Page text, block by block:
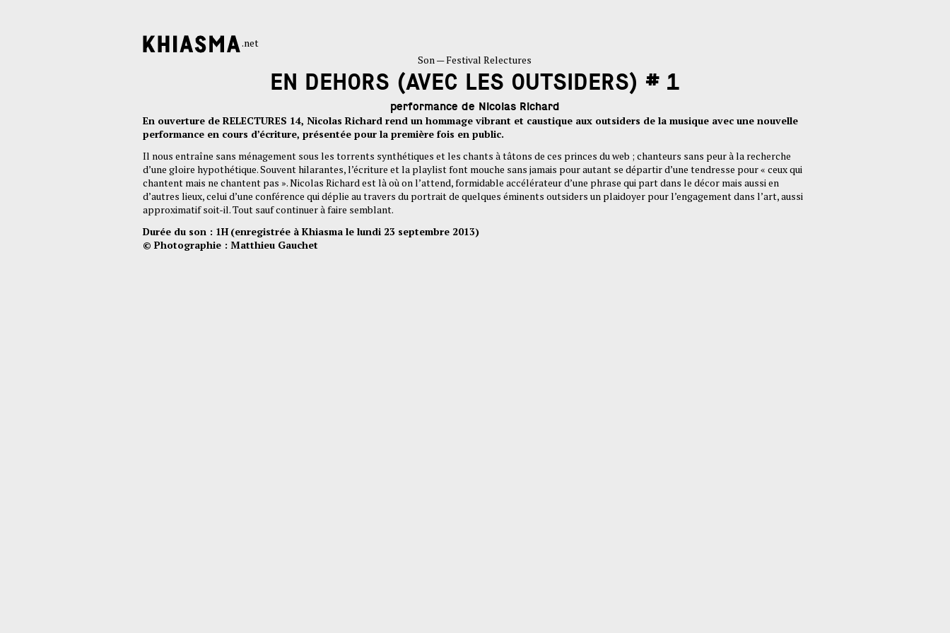
.net
Son — Festival Relectures
EN DEHORS (AVEC LES OUTSIDERS) # 1
performance de Nicolas Richard
En ouverture de RELECTURES 14, Nicolas Richard rend un hommage vibrant et caustique aux outsiders de la musique avec une nouvelle
performance en cours d’écriture, présentée pour la première fois en public.
Il nous entraîne sans ménagement sous les torrents synthétiques et les chants à tâtons de ces princes du web ; chanteurs sans peur à la recherche
d’une gloire hypothétique. Souvent hilarantes, l’écriture et la playlist font mouche sans jamais pour autant se départir d’une tendresse pour « ceux qui
chantent mais ne chantent pas ». Nicolas Richard est là où on l’attend, formidable accélérateur d’une phrase qui part dans le décor mais aussi en
d’autres lieux, celui d’une conférence qui déplie au travers du portrait de quelques éminents outsiders un plaidoyer pour l’engagement dans l’art, aussi
approximatif soit-il. Tout sauf continuer à faire semblant.
Durée du son : 1H (enregistrée à Khiasma le lundi 23 septembre 2013)
© Photographie : Matthieu Gauchet